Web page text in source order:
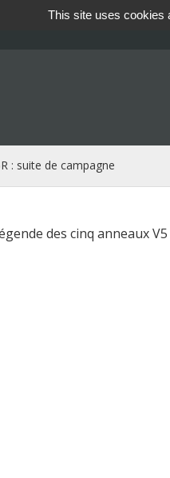
: suite de campagne
des cinq anneaux V5
This site uses cookies